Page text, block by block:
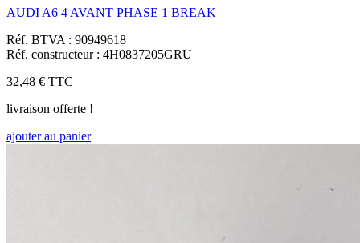
AUDI A6 4 AVANT PHASE 1 BREAK
Réf. BTVA : 90949618
Réf. constructeur : 4H0837205GRU
32,48 € TTC
livraison offerte !
ajouter au panier